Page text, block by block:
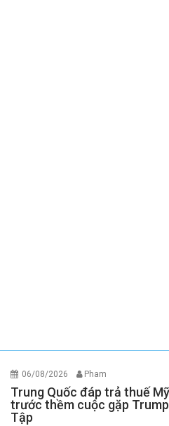
06/08/2026 Pham
Trung Quốc đáp trả thuế Mỹ
trước thềm cuộc gặp
Tập